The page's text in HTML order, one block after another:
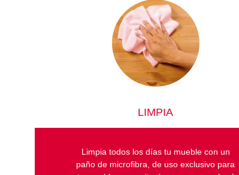
LIMPIA
Limpia todos los días tu mueble con un
paño de microfibra, de uso exclusivo para